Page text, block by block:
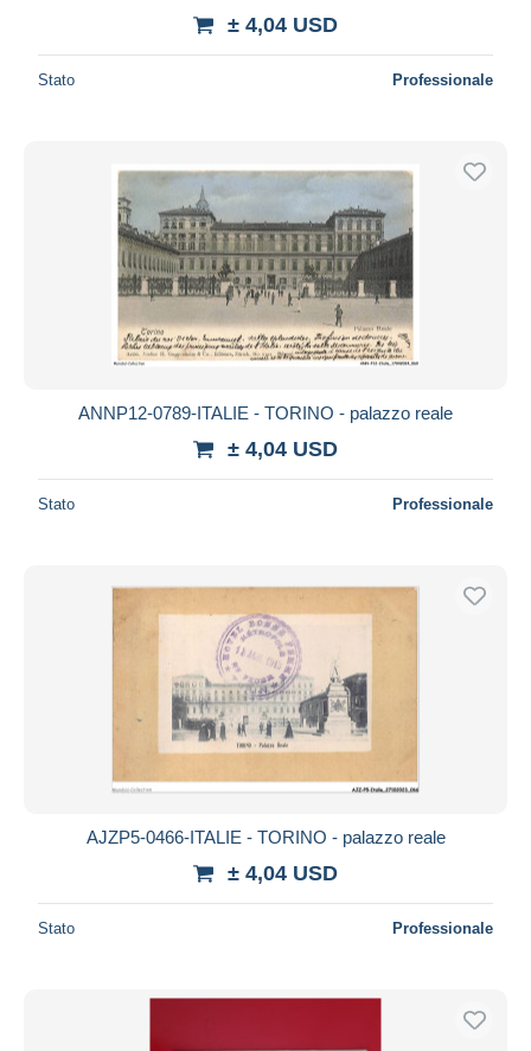
± 4,04 USD
Stato Professionale
ANNP12-0789-ITALIE - TORINO - palazzo reale
± 4,04 USD
Stato Professionale
AJZP5-0466-ITALIE - TORINO - palazzo reale
± 4,04 USD
Stato Professionale